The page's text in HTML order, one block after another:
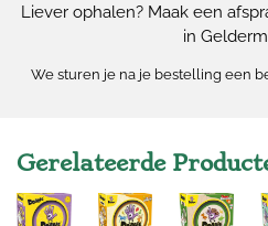
Liever ophalen? Maak een
in
We sturen je na je bestelling een
Gerelateerde